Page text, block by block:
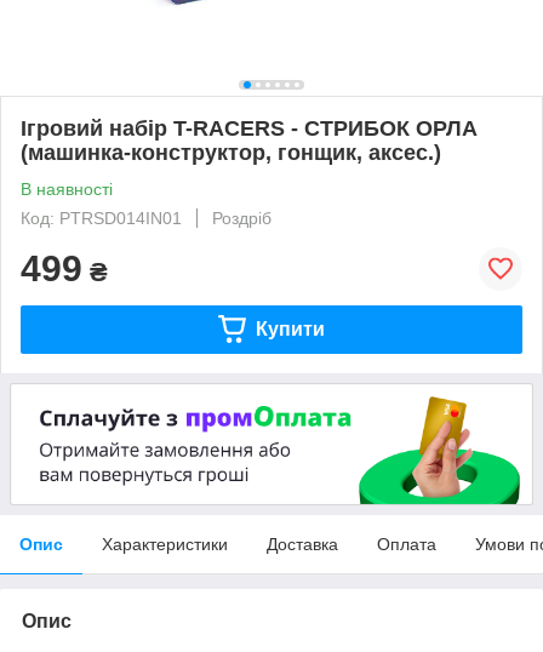
Ігровий набір T-RACERS - СТРИБОК ОРЛА
(машинка-конструктор, гонщик, аксес.)
В наявності
Код: PTRSD014IN01
Роздріб
499 ₴
Купити
Опис Характеристики Доставка Оплата Умови
Опис